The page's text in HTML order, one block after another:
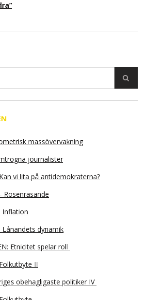
massövervakning
journalister
vi lita på antidemokraterna?
Rosenrasande
Inflation
Lånandets dynamik
Etnicitet spelar roll
II
obehagligaste politiker IV